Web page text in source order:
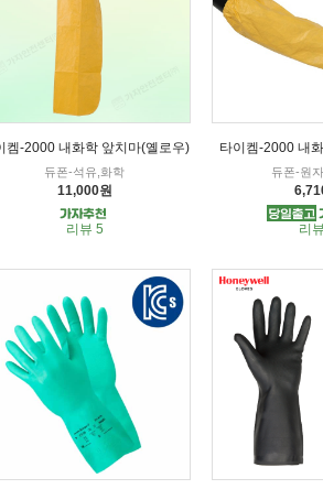
켐-2000 내화학 앞치마(옐로우)
듀폰-석유,화학
11,000원
리뷰 5
타이켐-2000 내
듀폰-원
리